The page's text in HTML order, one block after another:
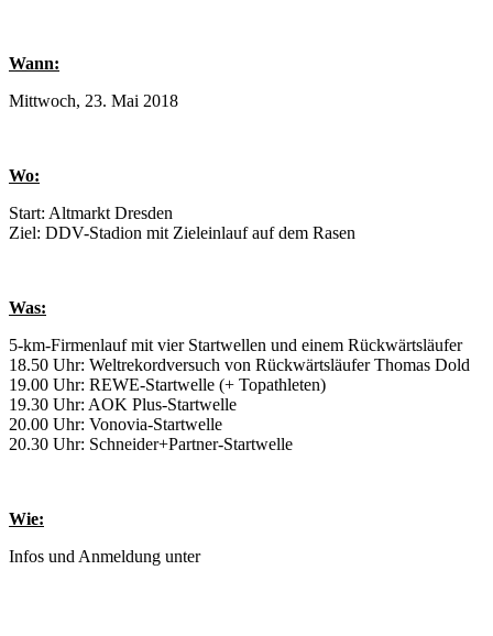
Wann:
Mittwoch, 23. Mai 2018
Wo:
Start: Altmarkt Dresden
Ziel: DDV-Stadion mit Zieleinlauf auf dem Rasen
Was:
5-km-Firmenlauf mit vier Startwellen und einem Rückwärtsläufer
18.50 Uhr: Weltrekordversuch von Rückwärtsläufer Thomas Dold
19.00 Uhr: REWE-Startwelle (+ Topathleten)
19.30 Uhr: AOK Plus-Startwelle
20.00 Uhr: Vonovia-Startwelle
20.30 Uhr: Schneider+Partner-Startwelle
Wie:
Infos und Anmeldung unter